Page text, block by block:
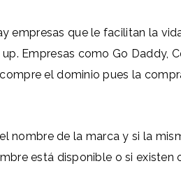
empresas que le facilitan la
Empresas como Go Daddy,
el dominio pues la
nombre de la marca y si la
está disponible o si existen